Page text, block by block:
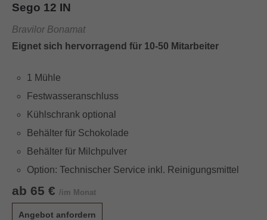
Sego 12 IN
Bravilor Bonamat
Eignet sich hervorragend für 10-50 Mitarbeiter
1 Mühle
Festwasseranschluss
Kühlschrank optional
Behälter für Schokolade
Behälter für Milchpulver
Option: Technischer Service inkl. Reinigungsmittel
ab 65 € /im Monat
Angebot anfordern